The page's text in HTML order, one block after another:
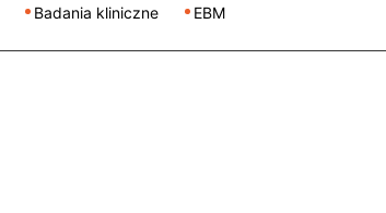
Badania kliniczne
EBM